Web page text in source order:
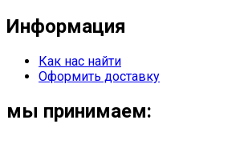
Информация
Как нас найти
Оформить доставку
мы принимаем: